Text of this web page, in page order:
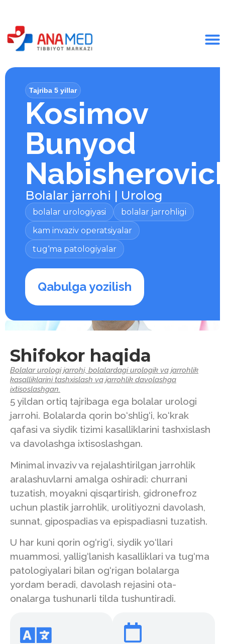
Tajriba 5 yillar
Kosimov
Bunyod
Bolalar jarrohi | Urolog
bolalar urologiyasi
bolalar jarrohligi
kam invaziv operatsiyalar
tug‘ma patologiyalar
Qabulga yozilish
Shifokor haqida
Bolalar urologi jarrohi, bolalardagi urologik va jarrohlik
kasalliklarini tashxislash va jarrohlik davolashga
ixtisoslashgan.
5 yildan ortiq tajribaga ega bolalar urologi
jarrohi. Bolalarda qorin bo‘shlig‘i, ko‘krak
qafasi va siydik tizimi kasalliklarini tashxislash
va davolashga ixtisoslashgan.
Minimal invaziv va rejalashtirilgan jarrohlik
aralashuvlarni amalga oshiradi: churrani
tuzatish, moyakni qisqartirish, gidronefroz
uchun plastik jarrohlik, urolitiyozni davolash,
sunnat, gipospadias va epispadiasni tuzatish.
U har kuni qorin og‘rig‘i, siydik yo‘llari
muammosi, yallig‘lanish kasalliklari va tug‘ma
patologiyalari bilan og‘rigan bolalarga
yordam beradi, davolash rejasini ota-
onalarga tushunarli tilda tushuntiradi.